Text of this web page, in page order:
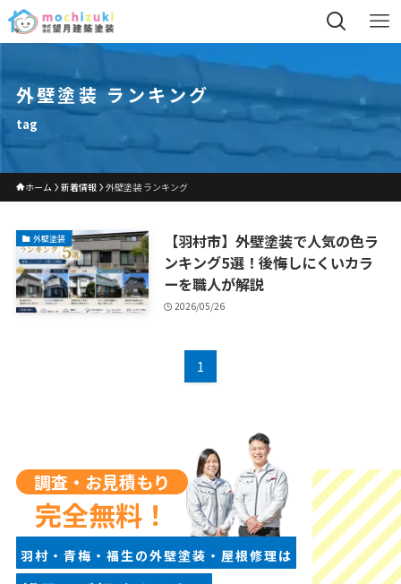
外壁塗装 ランキング
tag
ホーム 新着情報 外壁塗装 ランキング
外壁塗装
【羽村市】外壁塗装で人気の色ラ
ンキング5選！後悔しにくいカラ
ーを職人が解説
2026/05/26
1
調査・お見積もり
完全無料！
羽村・青梅・福生の外壁塗装・屋根修理は